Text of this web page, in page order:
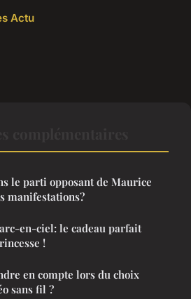
Actu
le parti opposant de Maurice
manifestations?
en-ciel: le cadeau parfait
!
en compte lors du choix
sans fil ?